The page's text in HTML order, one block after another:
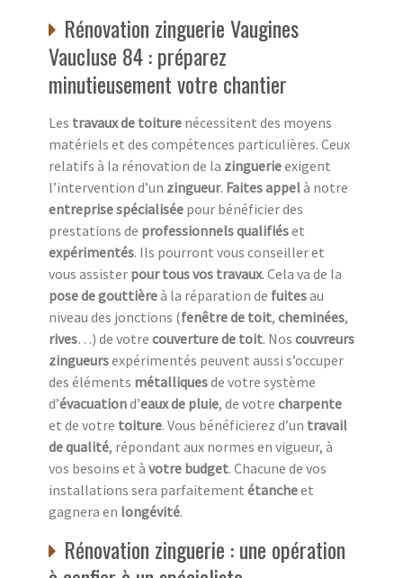
Rénovation zinguerie Vaugines
Vaucluse 84 : préparez
minutieusement votre chantier
Les travaux de toiture nécessitent des moyens
matériels et des compétences particulières. Ceux
relatifs à la rénovation de la zinguerieexigent
l’intervention d’un zingueur. Faites appelà notre
entreprise spécialisée pour bénéficier des
prestations de professionnels qualifiéset
expérimentés. Ils pourront vous conseiller et
vous assister pour tous vos travaux. Cela va de la
pose de gouttièreà la réparation de fuitesau
niveau des jonctions (fenêtre de toit, cheminées,
rives…) de votre couverture de toit. Nos couvreurs
zingueursexpérimentés peuvent aussi s’occuper
des éléments métalliquesde votre système
d’évacuationd’eaux de pluie, de votre charpente
et de votre toiture. Vous bénéficierez d’un travail
de qualité, répondant aux normes en vigueur, à
vos besoins et à votre budget. Chacune de vos
installations sera parfaitement étancheet
gagnera en longévité.
Rénovation zinguerie : une opération